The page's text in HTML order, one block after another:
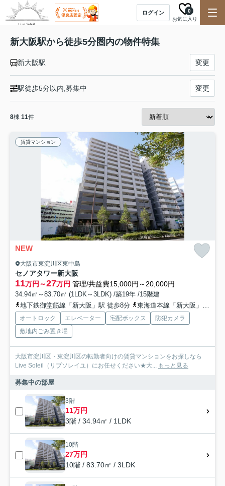
ログイン
お気に入り
0
新大阪駅から徒歩5分圏内の物件特集
新大阪駅 変更
駅徒歩5分以内,募集中 変更
8棟 11件
賃貸マンション
NEW
大阪市東淀川区東中島
セノアタワー新大阪
11万円～27万円 管理/共益費15,000円～20,000円
34.94㎡～83.70㎡ (1LDK～3LDK) /築19年 /15階建
地下鉄御堂筋線「新大阪」駅 徒歩8分
東海道本線「新大阪」駅 徒歩3分
オートロック エレベーター 宅配ボックス
防犯カメラ
敷地内ごみ置き場
大阪市淀川区・東淀川区の転勤者向けの賃貸マンションをお探しなら
Live Soleil（リブソレイユ）にお任せください★大... もっと見る
募集中の部屋
3階
11万円
3階 / 34.94㎡ / 1LDK
10階
27万円
10階 / 83.70㎡ / 3LDK